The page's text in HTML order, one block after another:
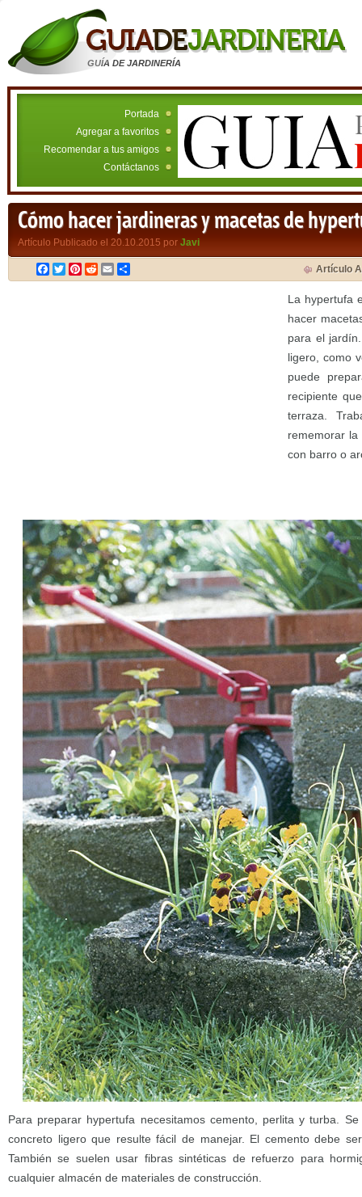
GUÍA DE JARDINERÍA
Portada
Agregar a favoritos
Recomendar a tus amigos
Contáctanos
Cómo hacer jardineras y macetas de
Artículo Publicado el 20.10.2015 por Javi
Facebook
TwitterPinterest
RedditEmail Artículo
La hypertufa
hacer
para el
ligero, como
puede
recipiente
terraza.
rememorar
con barro o
Para preparar hypertufa necesitamos cemento, perlita y turba.
concreto ligero que resulte fácil de manejar. El cemento debe
También se suelen usar fibras sintéticas de refuerzo para
cualquier almacén de materiales de construcción.